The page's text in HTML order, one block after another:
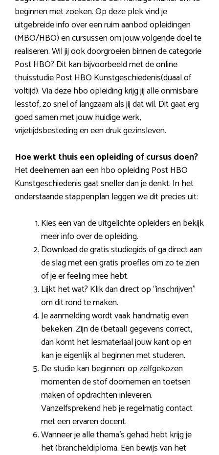
beginnen met zoeken. Op deze plek vind je
uitgebreide info over een ruim aanbod opleidingen
(MBO/HBO) en cursussen om jouw volgende doel te
realiseren. Wil jij ook doorgroeien binnen de categorie
Post HBO? Dit kan bijvoorbeeld met de online
thuisstudie Post HBO Kunstgeschiedenis(duaal of
voltijd). Via deze hbo opleiding krijg jij alle onmisbare
lesstof, zo snel of langzaam als jij dat wil. Dit gaat erg
goed samen met jouw huidige werk,
vrijetijdsbesteding en een druk gezinsleven.
Hoe werkt thuis een opleiding of cursus doen?
Het deelnemen aan een hbo opleiding Post HBO
Kunstgeschiedenis gaat sneller dan je denkt. In het
onderstaande stappenplan leggen we dit precies uit:
Kies een van de uitgelichte opleiders en bekijk
meer info over de opleiding.
Download de gratis studiegids of ga direct aan
de slag met een gratis proefles om zo te zien
of je er feeling mee hebt.
Lijkt het wat? Klik dan direct op “inschrijven”
om dit rond te maken.
Je aanmelding wordt vaak handmatig even
bekeken. Zijn de (betaal) gegevens correct,
dan komt het lesmateriaal jouw kant op en
kan je eigenlijk al beginnen met studeren.
De studie kan beginnen: op zelfgekozen
momenten de stof doornemen en toetsen
maken of opdrachten inleveren.
Vanzelfsprekend heb je regelmatig contact
met een ervaren docent.
Wanneer je alle thema’s gehad hebt krijg je
het (branche)diploma. Een bewijs van het